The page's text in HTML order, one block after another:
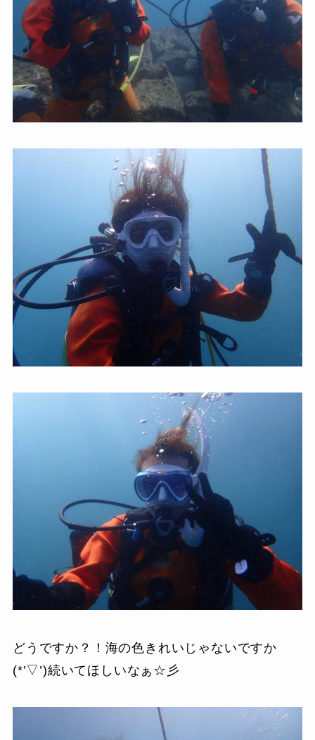
どうですか？！海の色きれいじゃないですか
(*’▽’)続いてほしいなぁ☆彡